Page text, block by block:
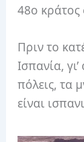
48ο κράτος
Πριν το
Ισπανία,
πόλεις, τα
είναι